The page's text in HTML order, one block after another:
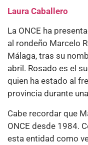
Laura Caballero
La ONCE ha
al rondeño Marcelo
Málaga, tras su
abril. Rosado es el
quien ha estado al
provincia durante
Cabe recordar que
ONCE desde 1984.
esta entidad como